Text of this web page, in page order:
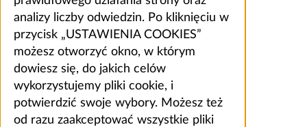
analizy liczby odwiedzin. Po kliknięciu w
przycisk „USTAWIENIA COOKIES”
możesz otworzyć okno, w którym
dowiesz się, do jakich celów
wykorzystujemy pliki cookie, i
potwierdzić swoje wybory. Możesz też
od razu zaakceptować wszystkie pliki